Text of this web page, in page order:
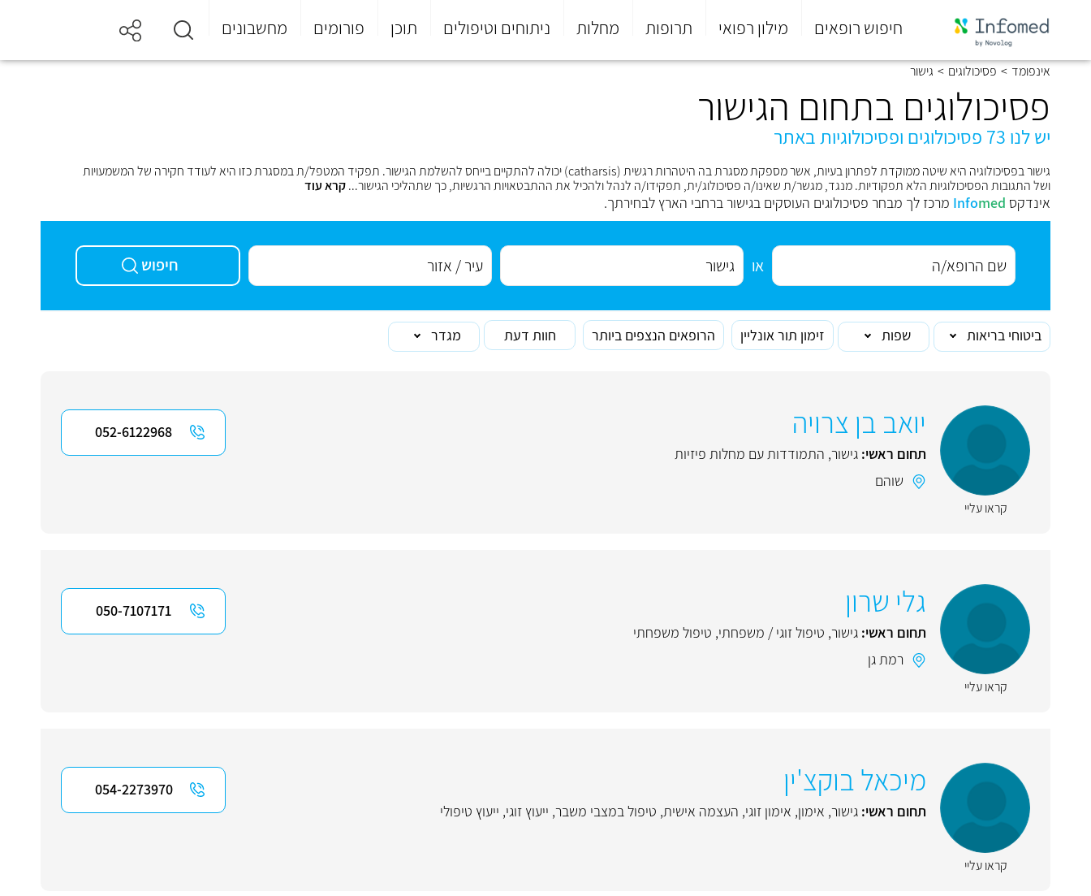
חיפוש רופאים מילון רפואי תרופות מחלות ניתוחים וטיפולים תוכן פורומים מחשבונים
סוף
התפריט
אינפומד > פסיכולוגים > גישור
פסיכולוגים בתחום הגישור
יש לנו 73 פסיכולוגים ופסיכולוגיות באתר
גישור בפסיכולוגיה
היא שיטה ממוקדת לפתרון בעיות, אשר מספקת מסגרת בה היטהרות רגשית (catharsis) יכולה להתקיים בייחס להשלמת הגישור. תפקיד המטפל/ת במסגרת כזו היא לעודד חקירה של המשמעויות
ושל התגובות הפסיכולוגיות הלא תפקודיות. מנגד, מגשר/ת שאינו/ה פסיכולוג/ית, תפקידו/ה לנהל ולהכיל את ההתבטאויות הרגשיות, כך שתהליכי הגישור...קרא עוד
אינדקס Infomed מרכז לך מבחר פסיכולוגים העוסקים בגישור ברחבי הארץ לבחירתך.
או חיפוש
ביטוחי בריאות שפות זימון תור אונליין הרופאים הנצפים ביותר חוות דעת מגדר
קראו עליי
יואב בן צרויה
תחום ראשי: גישור, התמודדות עם מחלות פיזיות
שוהם
052-6122968
קראו עליי
גלי שרון
תחום ראשי: גישור, טיפול זוגי / משפחתי, טיפול משפחתי
רמת גן
050-7107171
קראו עליי
מיכאל בוקצ'ין
תחום ראשי: גישור, אימון, אימון זוגי, העצמה אישית, טיפול במצבי משבר, ייעוץ זוגי, ייעוץ טיפולי
054-2273970